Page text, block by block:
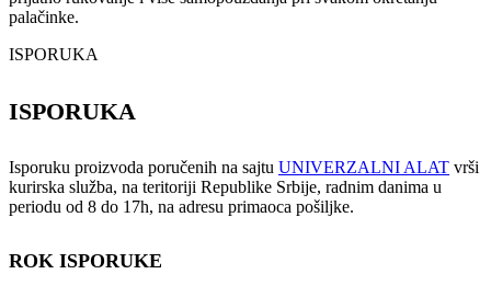
palačinke.
ISPORUKA
ISPORUKA
Isporuku proizvoda poručenih na sajtu UNIVERZALNI ALAT vrši
kurirska služba, na teritoriji Republike Srbije, radnim danima u
periodu od 8 do 17h, na adresu primaoca pošiljke.
ROK ISPORUKE